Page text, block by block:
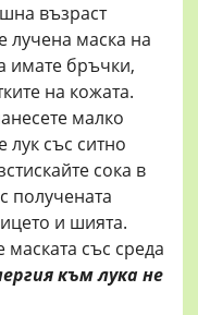
възраст
лучена маска на
имате бръчки,
на кожата.
малко
със ситно
сока в
получената
и шията.
със среда
към лука не